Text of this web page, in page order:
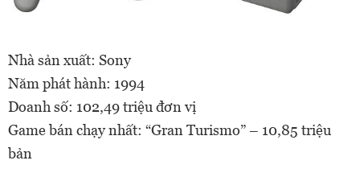
Nhà sản xuất: Sony
Năm phát hành: 1994
Doanh số: 102,49 triệu đơn vị
Game bán chạy nhất: “Gran Turismo” – 10,85 triệu
bản